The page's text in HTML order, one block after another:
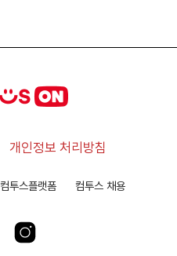
개인정보 처리방침
컴투스플랫폼 컴투스 채용